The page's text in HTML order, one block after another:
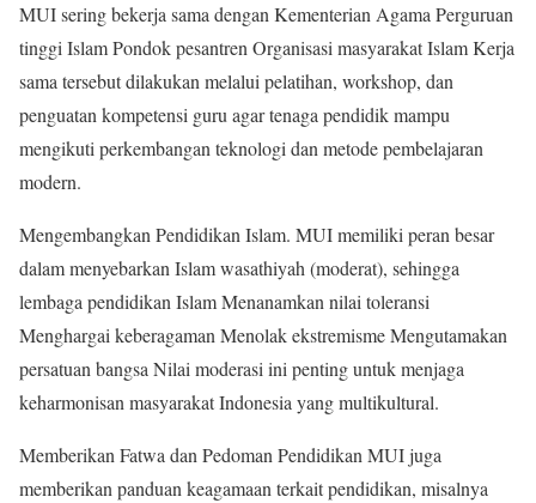
MUI sering bekerja sama dengan Kementerian Agama Perguruan
tinggi Islam Pondok pesantren Organisasi masyarakat Islam Kerja
sama tersebut dilakukan melalui pelatihan, workshop, dan
penguatan kompetensi guru agar tenaga pendidik mampu
mengikuti perkembangan teknologi dan metode pembelajaran
modern.
Mengembangkan Pendidikan Islam. MUI memiliki peran besar
dalam menyebarkan Islam wasathiyah (moderat), sehingga
lembaga pendidikan Islam Menanamkan nilai toleransi
Menghargai keberagaman Menolak ekstremisme Mengutamakan
persatuan bangsa Nilai moderasi ini penting untuk menjaga
keharmonisan masyarakat Indonesia yang multikultural.
Memberikan Fatwa dan Pedoman Pendidikan MUI juga
memberikan panduan keagamaan terkait pendidikan, misalnya